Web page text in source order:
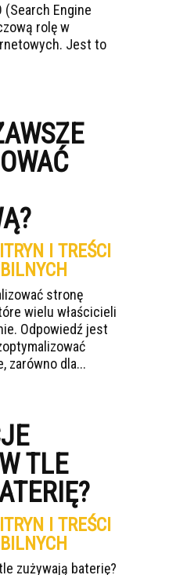
(Search Engine
rolę w
Jest to
I TREŚCI
stronę
wielu właścicieli
Odpowiedź jest
zarówno dla...
TLE
I TREŚCI
zużywają baterię?